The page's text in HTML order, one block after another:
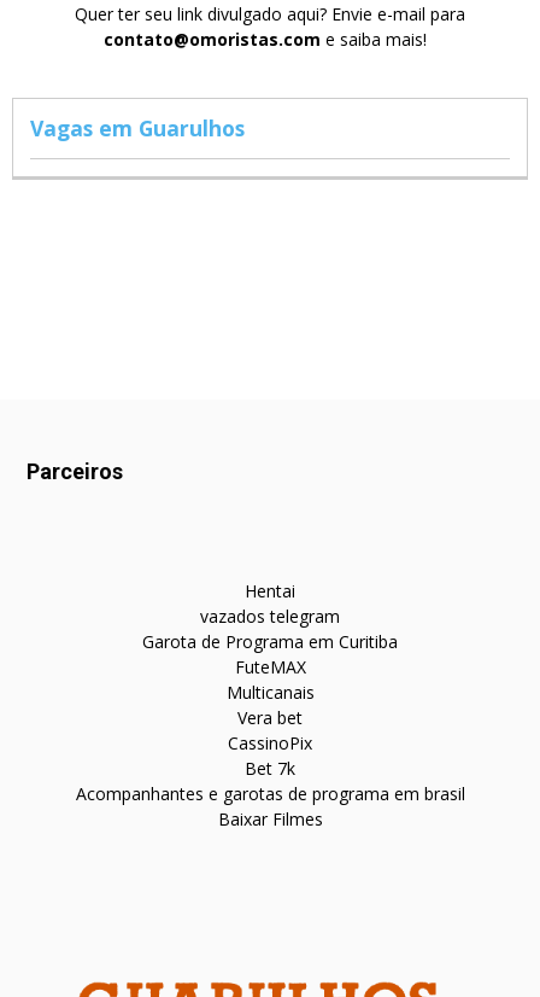
Quer ter seu link divulgado aqui? Envie e-mail para
contato@omoristas.com e saiba mais!
Vagas em Guarulhos
Parceiros
Hentai
vazados telegram
Garota de Programa em Curitiba
FuteMAX
Multicanais
Vera bet
CassinoPix
Bet 7k
Acompanhantes e garotas de programa em brasil
Baixar Filmes